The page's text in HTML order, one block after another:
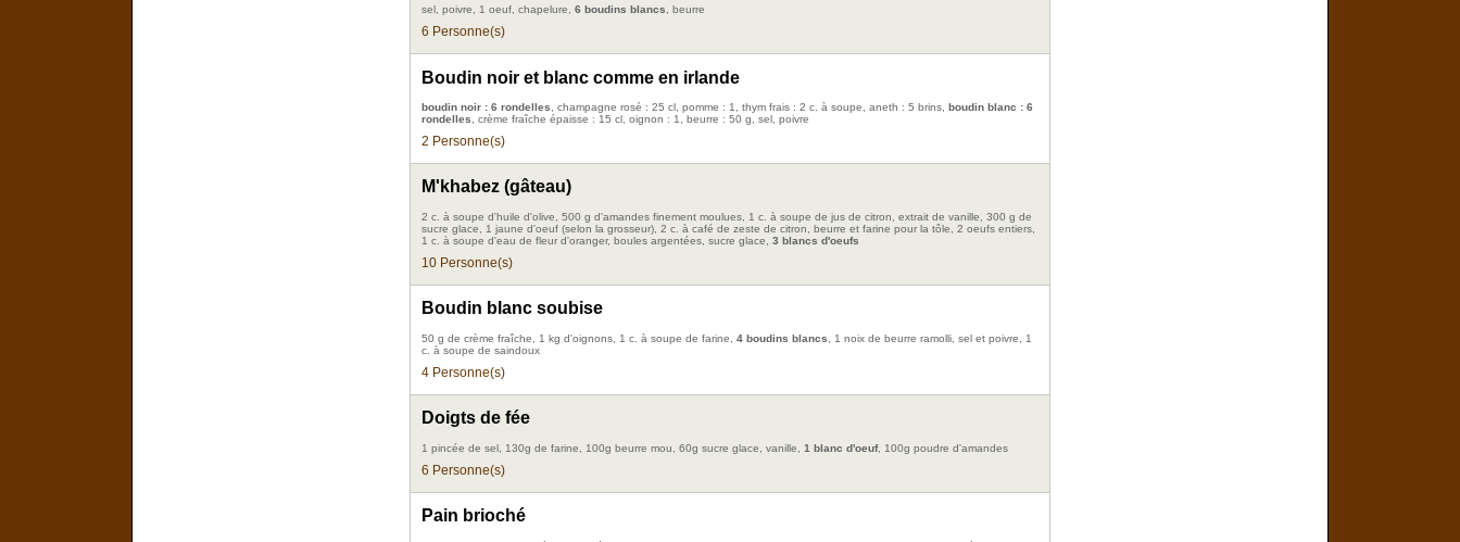
sel, poivre, 1 oeuf, chapelure, 6 boudins blancs , beurre
6 Personne(s)
Boudin noir et blanc comme en irlande
boudin noir : 6 rondelles , champagne rosé : 25 cl, pomme : 1, thym frais : 2 c. à soupe, aneth : 5 brins, boudin blanc : 6
rondelles , crème fraîche épaisse : 15 cl, oignon : 1, beurre : 50 g, sel, poivre
2 Personne(s)
M'khabez (gâteau)
2 c. à soupe d'huile d'olive, 500 g d'amandes finement moulues, 1 c. à soupe de jus de citron, extrait de vanille, 300 g de
sucre glace, 1 jaune d'oeuf (selon la grosseur), 2 c. à café de zeste de citron, beurre et farine pour la tôle, 2 oeufs entiers,
1 c. à soupe d'eau de fleur d'oranger, boules argentées, sucre glace, 3 blancs d'oeufs
10 Personne(s)
Boudin blanc soubise
50 g de crème fraîche, 1 kg d'oignons, 1 c. à soupe de farine, 4 boudins blancs , 1 noix de beurre ramolli, sel et poivre, 1
c. à soupe de saindoux
4 Personne(s)
Doigts de fée
1 pincée de sel, 130g de farine, 100g beurre mou, 60g sucre glace, vanille, 1 blanc d'oeuf, 100g poudre d'amandes
6 Personne(s)
Pain brioché